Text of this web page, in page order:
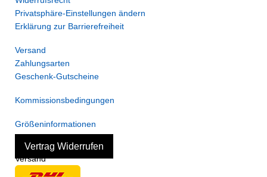
Privatsphäre-Einstellungen ändern
Erklärung zur Barrierefreiheit
Versand
Zahlungsarten
Geschenk-Gutscheine
Kommissionsbedingungen
Größeninformationen
Vertrag Widerrufen
Versand